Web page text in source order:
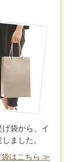
袋から、イ
ました。
袋はこちら ≫